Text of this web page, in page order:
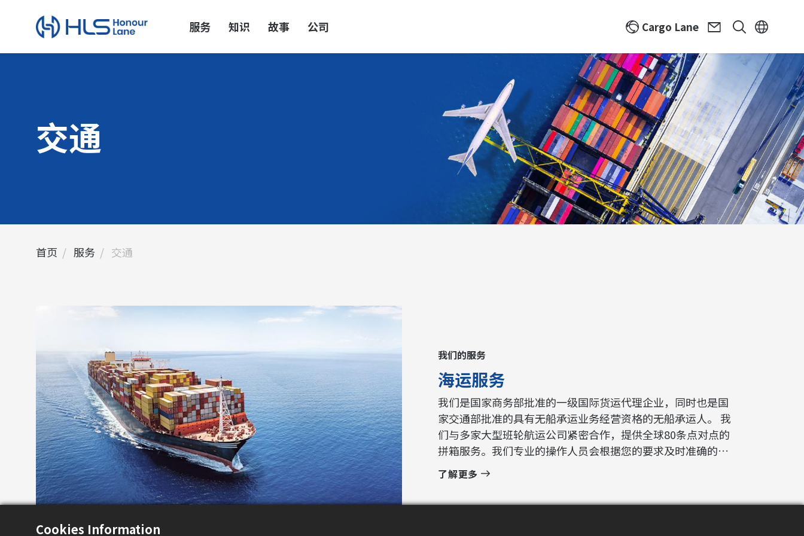
服务 知识 故事 公司 Cargo Lane
交通
首页 服务 交通
我们的服务
海运服务
我们是国家商务部批准的一级国际货运代理企业，同时也是国
家交通部批准的具有无船承运业务经营资格的无船承运人。 我
们与多家大型班轮航运公司紧密合作，提供全球80条点对点的
拼箱服务。我们专业的操作人员会根据您的要求及时准确的为
您量身制定最适合的运输方案
了解更多
Cookies Information